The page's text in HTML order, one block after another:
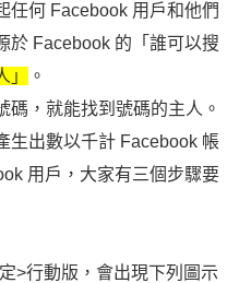
任何 Facebook 用戶和他們
於 Facebook 的「誰可以搜
」
。
碼，就能找到號碼的主人。
生出數以千計 Facebook 帳
用戶，大家有三個步驟要
>行動版，會出現下列圖示